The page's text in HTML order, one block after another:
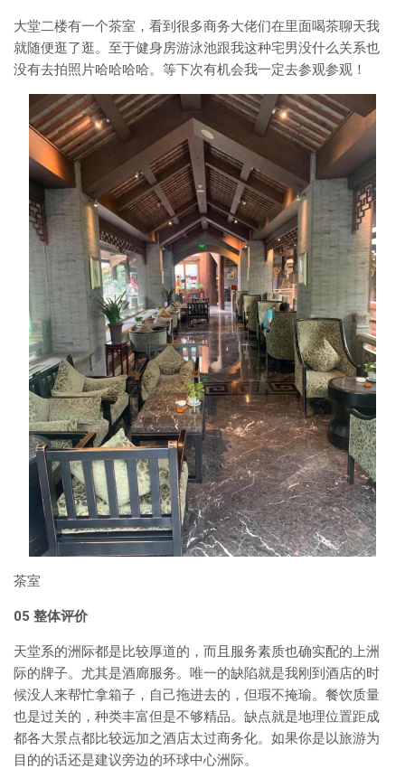
大堂二楼有一个茶室，看到很多商务大佬们在里面喝茶聊天我
就随便逛了逛。至于健身房游泳池跟我这种宅男没什么关系也
没有去拍照片哈哈哈哈。等下次有机会我一定去参观参观！
茶室
05 整体评价
天堂系的洲际都是比较厚道的，而且服务素质也确实配的上洲
际的牌子。尤其是酒廊服务。唯一的缺陷就是我刚到酒店的时
候没人来帮忙拿箱子，自己拖进去的，但瑕不掩瑜。餐饮质量
也是过关的，种类丰富但是不够精品。缺点就是地理位置距成
都各大景点都比较远加之酒店太过商务化。如果你是以旅游为
目的的话还是建议旁边的环球中心洲际。